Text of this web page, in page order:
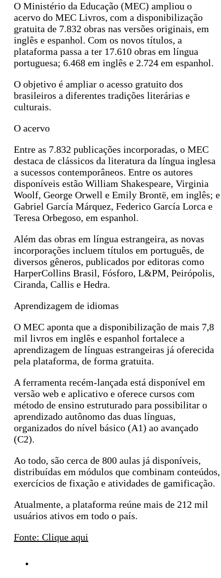
O Ministério da Educação (MEC) ampliou o
acervo do MEC Livros, com a disponibilização
gratuita de 7.832 obras nas versões originais, em
inglês e espanhol. Com os novos títulos, a
plataforma passa a ter 17.610 obras em língua
portuguesa; 6.468 em inglês e 2.724 em espanhol.
O objetivo é ampliar o acesso gratuito dos
brasileiros a diferentes tradições literárias e
culturais.
O acervo
Entre as 7.832 publicações incorporadas, o MEC
destaca de clássicos da literatura da língua inglesa
a sucessos contemporâneos. Entre os autores
disponíveis estão William Shakespeare, Virginia
Woolf, George Orwell e Emily Brontë, em inglês; e
Gabriel García Márquez, Federico García Lorca e
Teresa Orbegoso, em espanhol.
Além das obras em língua estrangeira, as novas
incorporações incluem títulos em português, de
diversos gêneros, publicados por editoras como
HarperCollins Brasil, Fósforo, L&PM, Peirópolis,
Ciranda, Callis e Hedra.
Aprendizagem de idiomas
O MEC aponta que a disponibilização de mais 7,8
mil livros em inglês e espanhol fortalece a
aprendizagem de línguas estrangeiras já oferecida
pela plataforma, de forma gratuita.
A ferramenta recém-lançada está disponível em
versão web e aplicativo e oferece cursos com
método de ensino estruturado para possibilitar o
aprendizado autônomo das duas línguas,
organizados do nível básico (A1) ao avançado
(C2).
Ao todo, são cerca de 800 aulas já disponíveis,
distribuídas em módulos que combinam conteúdos,
exercícios de fixação e atividades de gamificação.
Atualmente, a plataforma reúne mais de 212 mil
usuários ativos em todo o país.
Fonte: Clique aqui